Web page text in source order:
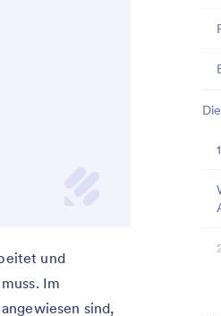
und
Im
sind,